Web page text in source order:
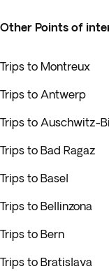
Other Points of
Trips to Montreux
Trips to Antwerp
Trips to Auschwitz-
Trips to Bad Ragaz
Trips to Basel
Trips to Bellinzona
Trips to Bern
Trips to Bratislava